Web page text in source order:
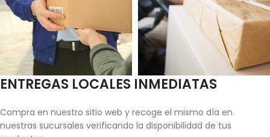
ENTREGAS LOCALES INMEDIATAS
Compra en nuestro sitio web y recoge el mismo día en
nuestras sucursales verificando la disponibilidad de tus